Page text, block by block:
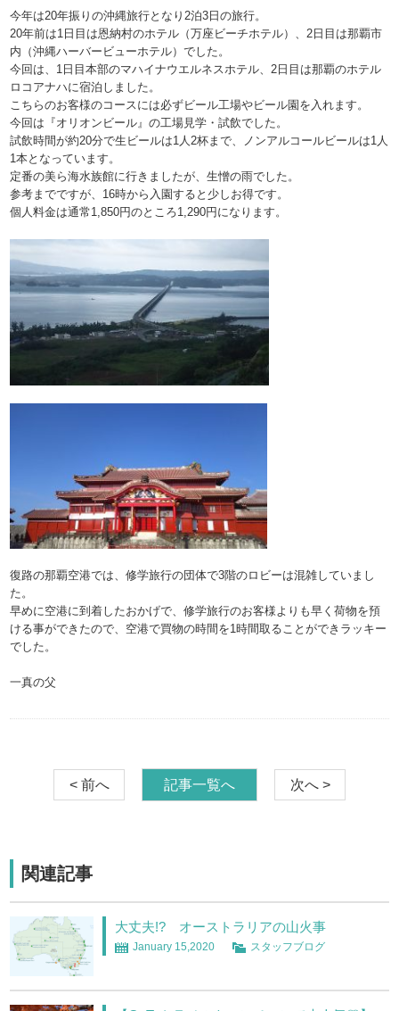
今年は20年振りの沖縄旅行となり2泊3日の旅行。
20年前は1日目は恩納村のホテル（万座ビーチホテル）、2日目は那覇市
内（沖縄ハーバービューホテル）でした。
今回は、1日目本部のマハイナウエルネスホテル、2日目は那覇のホテル
ロコアナハに宿泊しました。
こちらのお客様のコースには必ずビール工場やビール園を入れます。
今回は『オリオンビール』の工場見学・試飲でした。
試飲時間が約20分で生ビールは1人2杯まで、ノンアルコールビールは1人
1本となっています。
定番の美ら海水族館に行きましたが、生憎の雨でした。
参考までですが、16時から入園すると少しお得です。
個人料金は通常1,850円のところ1,290円になります。
復路の那覇空港では、修学旅行の団体で3階のロビーは混雑していまし
た。
早めに空港に到着したおかげで、修学旅行のお客様よりも早く荷物を預
ける事ができたので、空港で買物の時間を1時間取ることができラッキー
でした。
一真の父
< 前へ 記事一覧へ 次へ >
関連記事
大丈夫!? オーストラリアの山火事
January 15,2020 スタッフブログ